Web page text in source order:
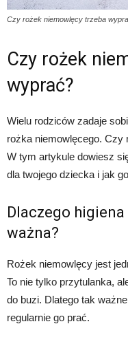
Czy rożek niemowlęcy trzeba
Czy rożek
wyprać?
Wielu rodziców zadaje
rożka niemowlęcego. Czy
W tym artykule dowiesz
dla twojego dziecka i jak
Dlaczego
ważna?
Rożek niemowlęcy jest
To nie tylko przytulanka,
do buzi. Dlatego tak
regularnie go prać.